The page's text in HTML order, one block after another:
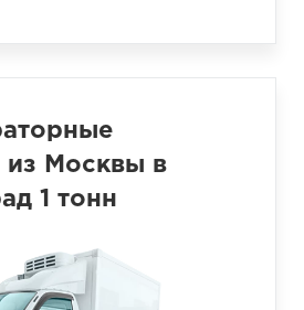
из Москвы в
1 тонн